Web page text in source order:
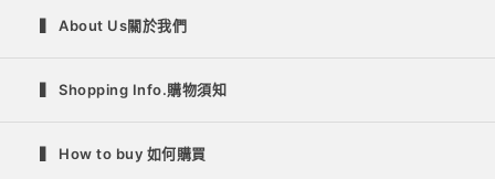
▍ About Us關於我們
▍ Shopping Info.購物須知
▍ How to buy 如何購買